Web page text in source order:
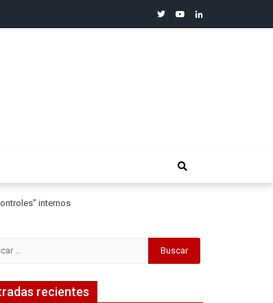
twitteryoutubelinkedin
internos
recientes